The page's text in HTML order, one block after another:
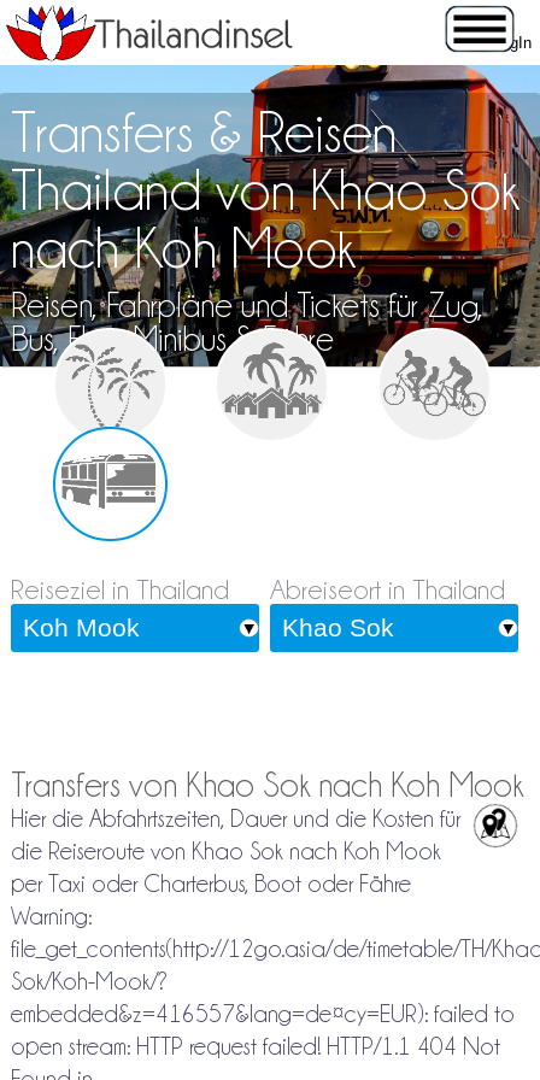
Transfers & Reisen
Thailand von Khao Sok
nach Koh Mook
Reisen, Fahrpläne und Tickets für Zug,
Bus, Flug, Minibus & Fähre
Reiseziel in Thailand Abreiseort in Thailand
Transfers von Khao Sok nach Koh Mook
Hier die Abfahrtszeiten, Dauer und die Kosten für
die Reiseroute von Khao Sok nach Koh Mook
per Taxi oder Charterbus, Boot oder Fähre
Warning:
file_get_contents(http://12go.asia/de/timetable/TH/
Sok/Koh-Mook/?
embedded&z=416557&lang=de¤cy=EUR): failed to
open stream: HTTP request failed! HTTP/1.1 404 Not